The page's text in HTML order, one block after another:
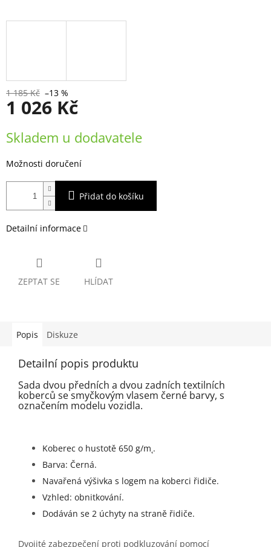
1 185 Kč –13 %
1 026 Kč
cena:
Skladem u dodavatele
Možnosti doručení
Přidat do košíku
Detailní informace
ZEPTAT SE HLÍDAT
Popis Diskuze
Detailní popis produktu
Sada dvou předních a dvou zadních textilních
koberců se smyčkovým vlasem černé barvy, s
označením modelu vozidla.
Koberec o hustotě 650 g/m˛.
Barva: Černá.
Navařená výšivka s logem na koberci řidiče.
Vzhled: obnitkování.
Dodáván se 2 úchyty na straně řidiče.
Dvojité zabezpečení proti podkluzování pomocí